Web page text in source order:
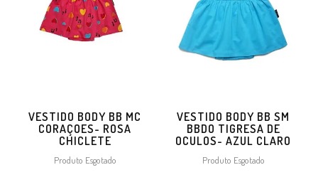
VESTIDO BODY BB MC
CORAÇOES- ROSA
CHICLETE
Produto Esgotado
VESTIDO BODY BB SM
BBDO TIGRESA DE
OCULOS- AZUL CLARO
Produto Esgotado